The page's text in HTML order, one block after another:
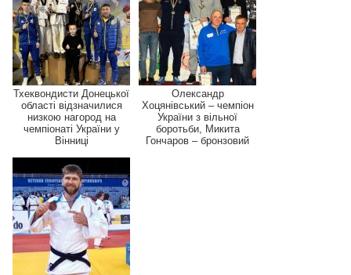
Тхеквондисти Донецької
області відзначилися
низкою нагород на
чемпіонаті України у
Вінниці
Олександр
Хоцянівський – чемпіон
України з вільної
боротьби, Микита
Гончаров – бронзовий